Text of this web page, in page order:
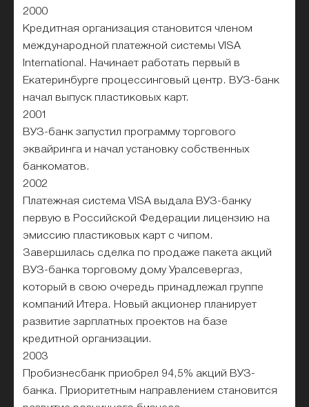
2000
Кредитная организация становится членом
международной платежной системы VISA
International. Начинает работать первый в
Екатеринбурге процессинговый центр. ВУЗ-банк
начал выпуск пластиковых карт.
2001
ВУЗ-банк запустил программу торгового
эквайринга и начал установку собственных
банкоматов.
2002
Платежная система VISA выдала ВУЗ-банку
первую в Российской Федерации лицензию на
эмиссию пластиковых карт с чипом.
Завершилась сделка по продаже пакета акций
ВУЗ-банка торговому дому Уралсевергаз,
который в свою очередь принадлежал группе
компаний Итера. Новый акционер планирует
развитие зарплатных проектов на базе
кредитной организации.
2003
Пробизнесбанк приобрел 94,5% акций ВУЗ-
банка. Приоритетным направлением становится